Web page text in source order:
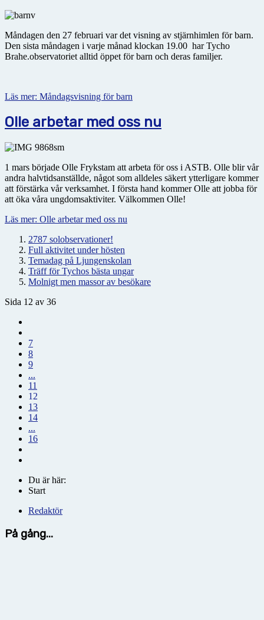
Måndagen den 27 februari var det visning av stjärnhimlen för barn.
Den sista måndagen i varje månad klockan 19.00 har Tycho
Brahe.observatoriet alltid öppet för barn och deras familjer.
Läs mer: Måndagsvisning för barn
Olle arbetar med oss nu
1 mars började Olle Frykstam att arbeta för oss i ASTB. Olle blir vår
andra halvtidsanställde, något som alldeles säkert ytterligare kommer
att förstärka vår verksamhet. I första hand kommer Olle att jobba för
att öka våra ungdomsaktiviter. Välkommen Olle!
Läs mer: Olle arbetar med oss nu
2787 solobservationer!
Full aktivitet under hösten
Temadag på Ljungenskolan
Träff för Tychos bästa ungar
Molnigt men massor av besökare
Sida 12 av 36
7
8
9
...
11
12
13
14
...
16
Du är här:
Start
Redaktör
På gång...